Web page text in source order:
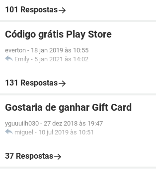
101 Respostas
Código grátis Play Store
everton - 18 jan 2019 às 10:55
Emily - 5 jan 2021 às 14:02
131 Respostas
Gostaria de ganhar Gift Card
yguuuilh030 - 27 dez 2018 às 19:47
miguel - 10 jul 2019 às 10:51
37 Respostas